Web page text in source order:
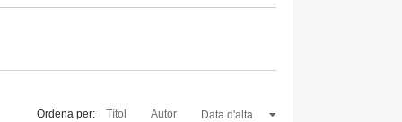
Ordena per: Títol Autor Data d'alta